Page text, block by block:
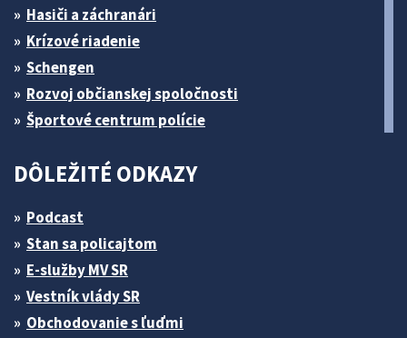
Hasiči a záchranári
Krízové riadenie
Schengen
Rozvoj občianskej spoločnosti
Športové centrum polície
DÔLEŽITÉ ODKAZY
Podcast
Stan sa policajtom
E-služby MV SR
Vestník vlády SR
Obchodovanie s ľuďmi